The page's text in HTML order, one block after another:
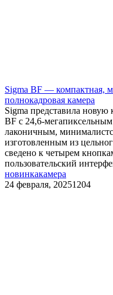
Sigma BF — компактная,
полнокадровая камера
Sigma представила
BF с 24,6-
лаконичным,
изготовленным из
сведено к четырем
пользовательский
новинкакамера
24 февраля, 20251204